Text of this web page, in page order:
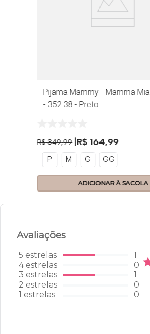
Pijama Mammy - Mamma Mia
- 352.38 - Preto
R$ 349,99 R$ 164,99
P M G GG
ADICIONAR À SACOLA
Avaliações
5 estrelas
4estrelas
3 estrelas
2 estrelas
1 estrelas
1
0
1
0
0